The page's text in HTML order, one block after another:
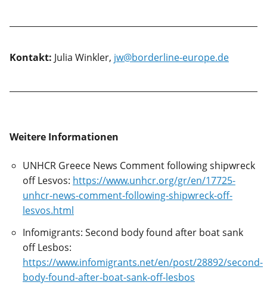
Kontakt: Julia Winkler, jw@borderline-europe.de
Weitere Informationen
UNHCR Greece News Comment following shipwreck
off Lesvos: https://www.unhcr.org/gr/en/17725-
unhcr-news-comment-following-shipwreck-off-
lesvos.html
Infomigrants: Second body found after boat sank
off Lesbos:
https://www.infomigrants.net/en/post/28892/second-
body-found-after-boat-sank-off-lesbos